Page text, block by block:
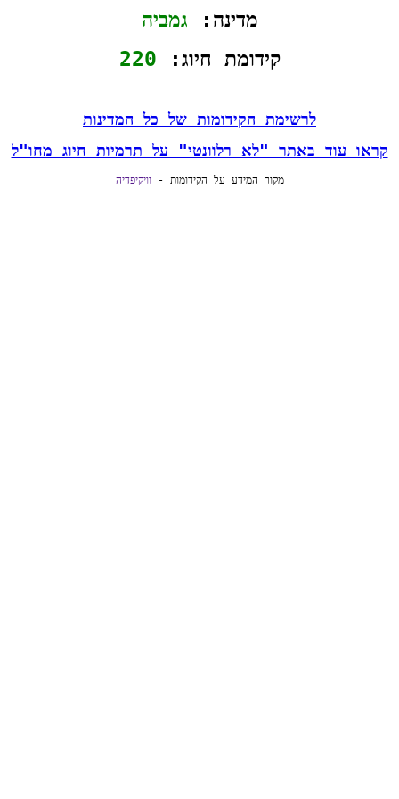
מדינה: גמביה
קידומת חיוג: 220
לרשימת הקידומות של כל המדינות
קראו עוד באתר "לא רלוונטי" על תרמיות חיוג מחו"ל
מקור המידע על הקידומות - וויקיפדיה